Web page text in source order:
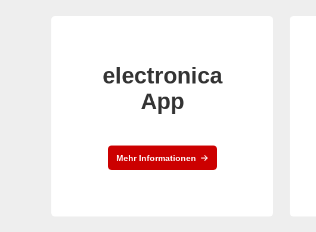
electronica
App
Mehr Informationen